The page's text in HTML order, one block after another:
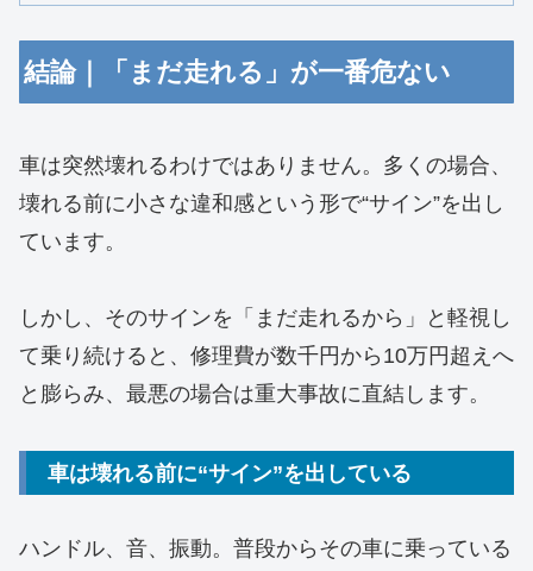
結論｜「まだ走れる」が一番危ない
車は突然壊れるわけではありません。多くの場合、
壊れる前に小さな違和感という形で“サイン”を出し
ています。
しかし、そのサインを「まだ走れるから」と軽視し
て乗り続けると、修理費が数千円から10万円超えへ
と膨らみ、最悪の場合は重大事故に直結します。
車は壊れる前に“サイン”を出している
ハンドル、音、振動。普段からその車に乗っている